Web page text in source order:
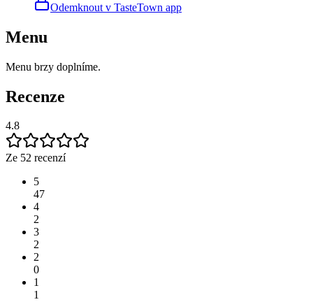
Odemknout v TasteTown app
Menu
Menu brzy doplníme.
Recenze
4.8
Ze 52 recenzí
5
47
4
2
3
2
2
0
1
1